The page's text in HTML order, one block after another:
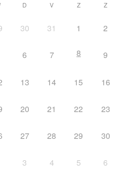
D V Z Z
30 31 1 2
6 7 8 9
13 14 15 16
20 21 22 23
27 28 29 30
3 4 5 6